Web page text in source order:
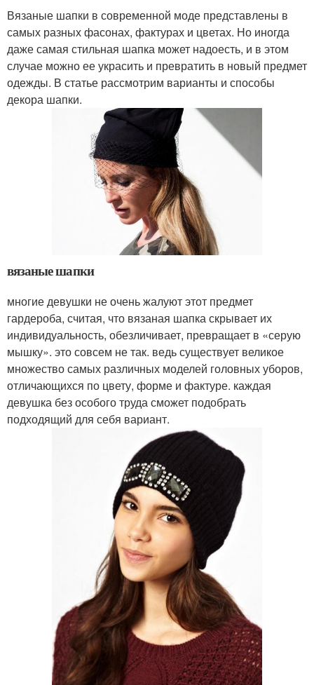
Вязаные шапки в современной моде представлены в
самых разных фасонах, фактурах и цветах. Но иногда
даже самая стильная шапка может надоесть, и в этом
случае можно ее украсить и превратить в новый предмет
одежды. В статье рассмотрим варианты и способы
декора шапки.
вязаные шапки
многие девушки не очень жалуют этот предмет
гардероба, считая, что вязаная шапка скрывает их
индивидуальность, обезличивает, превращает в «серую
мышку». это совсем не так. ведь существует великое
множество самых различных моделей головных уборов,
отличающихся по цвету, форме и фактуре. каждая
девушка без особого труда сможет подобрать
подходящий для себя вариант.